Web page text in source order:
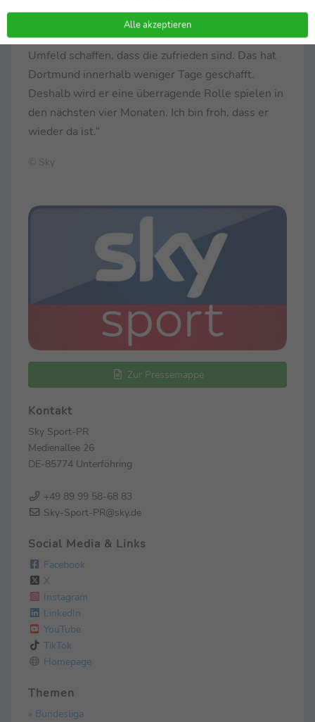
Wenn man so einen Spieler hat, einen Flair-
Spieler, einen Kreativspieler, dann muss man ein
Umfeld schaffen, dass die zufrieden sind. Das hat
Dortmund innerhalb weniger Tage geschafft.
Deshalb wird er eine überragende Rolle spielen in
den nächsten vier Monaten. Ich bin froh, dass er
wieder da ist.“
© Sky
Zur Pressemappe
Kontakt
Sky Sport-PR
Medienallee 26
DE-85774 Unterföhring
+49 89 99 58-68 83
Sky-Sport-PR@sky.de
Social Media & Links
Facebook
X
Instagram
LinkedIn
YouTube
TikTok
Homepage
Themen
» Bundesliga
Alle akzeptieren